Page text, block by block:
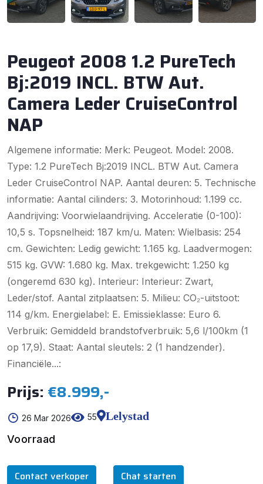
Peugeot 2008 1.2 PureTech
Bj:2019 INCL. BTW Aut.
Camera Leder CruiseControl
NAP
Algemene informatie: Merk: Peugeot. Model: 2008.
Type: 1.2 PureTech Bj:2019 INCL. BTW Aut. Camera
Leder CruiseControl NAP. Aantal deuren: 5. Technische
informatie: Aantal cilinders: 3. Motorinhoud: 1.199 cc.
Aandrijving: Voorwielaandrijving. Acceleratie (0-100):
10,5 s. Topsnelheid: 187 km/u. Maten: Wielbasis: 254
cm. Gewichten: Ledig gewicht: 1.165 kg. Laadvermogen:
515 kg. GVW: 1.680 kg. Max. trekgewicht: 1.250 kg
(ongeremd 630 kg). Interieur: Interieur: Zwart,
Leder/stof. Aantal zitplaatsen: 5. Milieu: CO₂-uitstoot:
114 g/km. Energielabel: E. Emissieklasse: Euro 6.
Verbruik: Gemiddeld brandstofverbruik: 5,6 l/100km (1
op 17,9). Staat: Aantal sleutels: 2 (1 handzender).
Financiële...:
Prijs: €8.999,-
26 Mar 2026 55
Lelystad
Voorraad
Contact verkoper Chat starten